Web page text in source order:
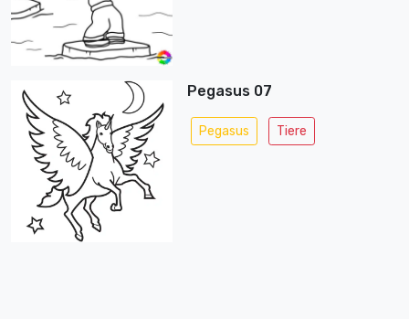
Pegasus 07
Pegasus Tiere